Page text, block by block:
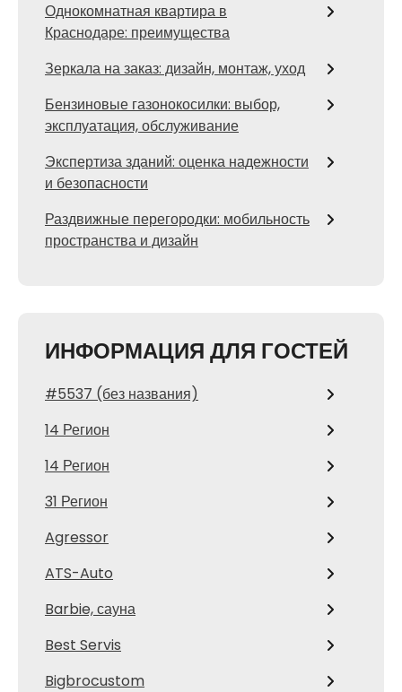
Однокомнатная квартира в
Краснодаре: преимущества
Зеркала на заказ: дизайн, монтаж, уход
Бензиновые газонокосилки: выбор,
эксплуатация, обслуживание
Экспертиза зданий: оценка надежности
и безопасности
Раздвижные перегородки: мобильность
пространства и дизайн
ИНФОРМАЦИЯ ДЛЯ ГОСТЕЙ
#5537 (без названия)
14 Регион
14 Регион
31 Регион
Agressor
ATS-Auto
Barbie, сауна
Best Servis
Bigbrocustom